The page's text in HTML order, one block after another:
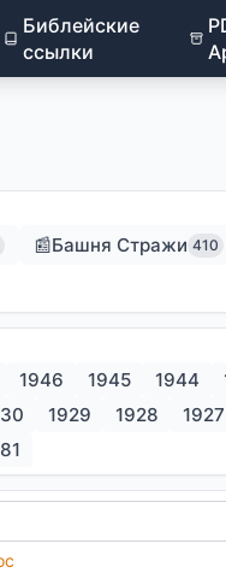
Библейские
ссылки
📰Башня Стражи 410
1946 1945 1944
1929 1928 1927